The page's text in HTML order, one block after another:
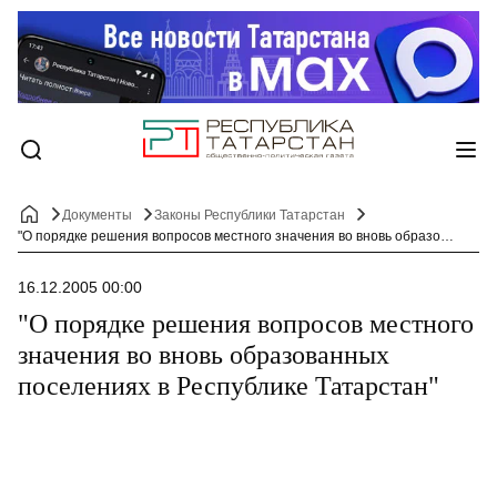
Документы
Законы Республики Татарстан
"О порядке решения вопросов местного значения во вновь образованных поселениях в Республике Татарстан"
16.12.2005 00:00
"О порядке решения вопросов местного
значения во вновь образованных
поселениях в Республике Татарстан"